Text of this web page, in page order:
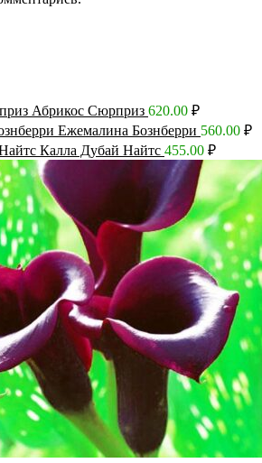
Абрикос Сюрприз 620.00 ₽
Ежемалина Бознберри 560.00 ₽
Калла Дубай Найтс 455.00 ₽